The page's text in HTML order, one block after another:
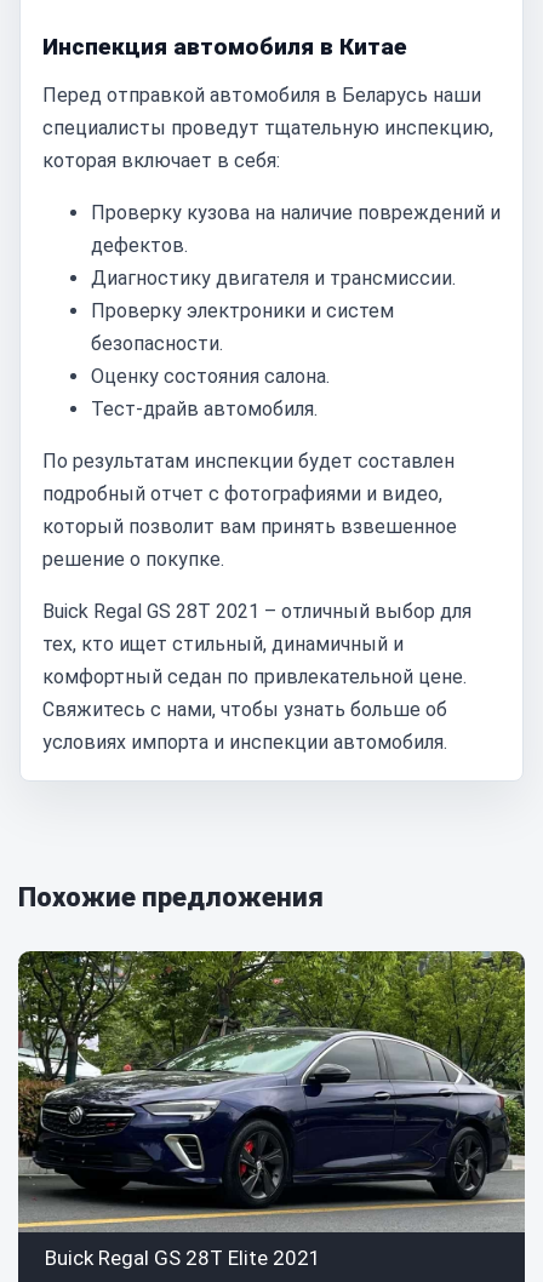
Инспекция автомобиля в Китае
Перед отправкой автомобиля в Беларусь наши
специалисты проведут тщательную инспекцию,
которая включает в себя:
Проверку кузова на наличие повреждений и
дефектов.
Диагностику двигателя и трансмиссии.
Проверку электроники и систем
безопасности.
Оценку состояния салона.
Тест-драйв автомобиля.
По результатам инспекции будет составлен
подробный отчет с фотографиями и видео,
который позволит вам принять взвешенное
решение о покупке.
Buick Regal GS 28T 2021 – отличный выбор для
тех, кто ищет стильный, динамичный и
комфортный седан по привлекательной цене.
Свяжитесь с нами, чтобы узнать больше об
условиях импорта и инспекции автомобиля.
Похожие предложения
Buick Regal GS 28T Elite 2021